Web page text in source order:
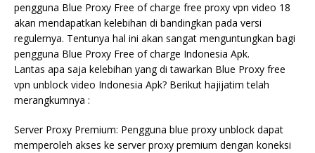
pengguna Blue Proxy Free of charge free proxy vpn video 18
akan mendapatkan kelebihan di bandingkan pada versi
regulernya. Tentunya hal ini akan sangat menguntungkan bagi
pengguna Blue Proxy Free of charge Indonesia Apk.
Lantas apa saja kelebihan yang di tawarkan Blue Proxy free
vpn unblock video Indonesia Apk? Berikut hajijatim telah
merangkumnya :
Server Proxy Premium: Pengguna blue proxy unblock dapat
memperoleh akses ke server proxy premium dengan koneksi